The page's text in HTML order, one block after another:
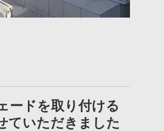
ードを取り付ける
ていただきました